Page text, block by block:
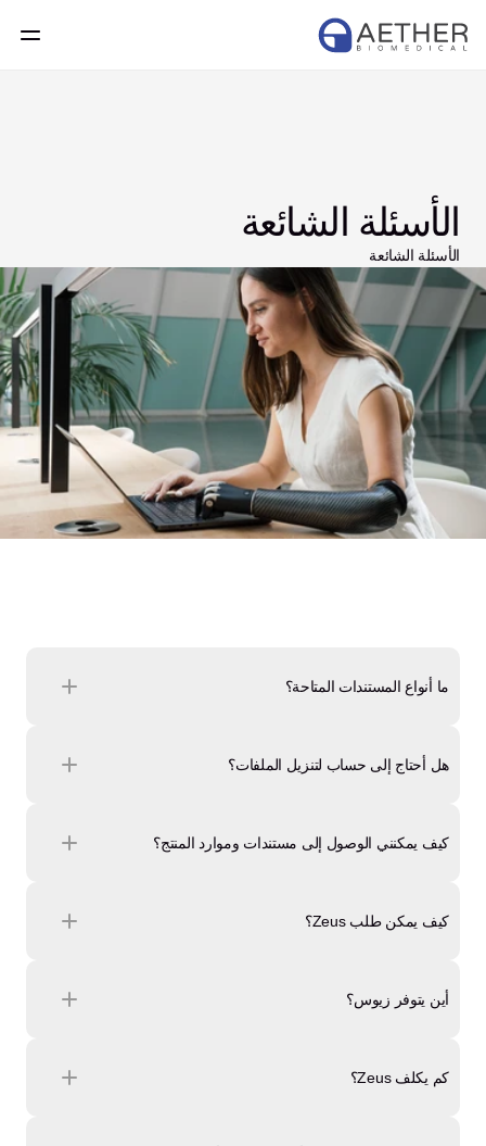
الأسئلة الشائعة
الأسئلة الشائعة
ما أنواع المستندات المتاحة؟
هل أحتاج إلى حساب لتنزيل الملفات؟
كيف يمكنني الوصول إلى مستندات وموارد المنتج؟
كيف يمكن طلب Zeus؟
أين يتوفر زيوس؟
كم يكلف Zeus؟